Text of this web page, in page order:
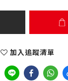
加入追蹤清單